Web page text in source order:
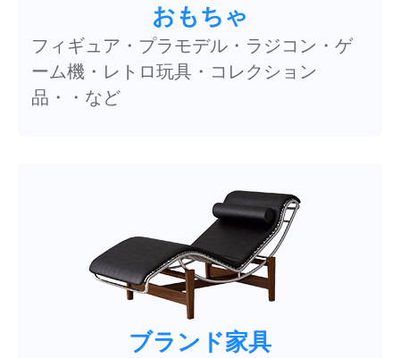
おもちゃ
フィギュア・プラモデル・ラジコン・ゲ
ーム機・レトロ玩具・コレクション
品・・など
ブランド家具